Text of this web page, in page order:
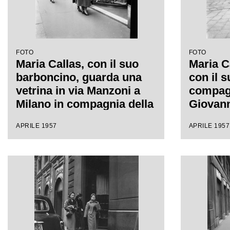
FOTO
Maria Callas, con il suo
barboncino, guarda una
vetrina in via Manzoni a
Milano in compagnia della
APRILE 1957
FOTO
Maria
con il
APRILE 1957